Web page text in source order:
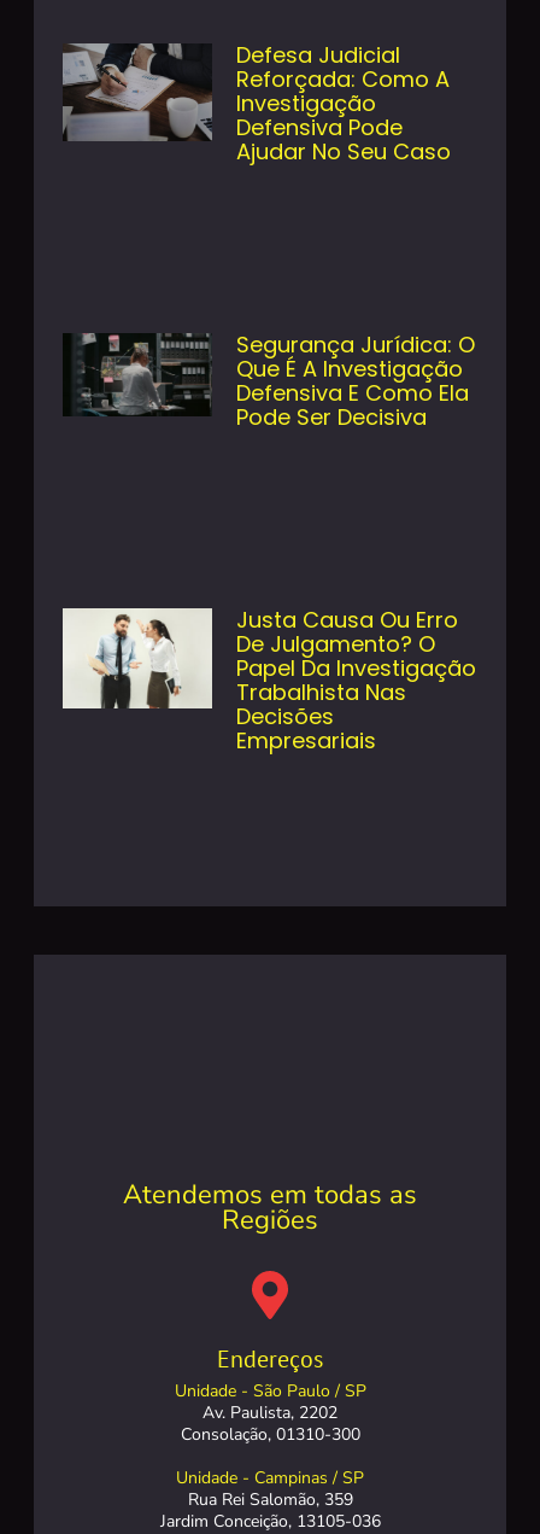
Defesa Judicial
Reforçada: Como A
Investigação
Defensiva Pode
Ajudar No Seu Caso
Segurança Jurídica: O
Que É A Investigação
Defensiva E Como Ela
Pode Ser Decisiva
Justa Causa Ou Erro
De Julgamento? O
Papel Da Investigação
Trabalhista Nas
Decisões
Empresariais
Atendemos em todas as
Regiões
Endereços
Unidade - São Paulo / SP
Av. Paulista, 2202
Consolação, 01310-300
Unidade - Campinas / SP
Rua Rei Salomão, 359
Jardim Conceição, 13105-036